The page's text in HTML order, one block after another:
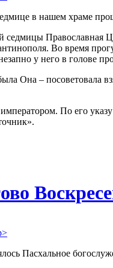
в нашем храме
Православная
Во время
у него в голове
Она – посоветовала
По его
Пасхальное